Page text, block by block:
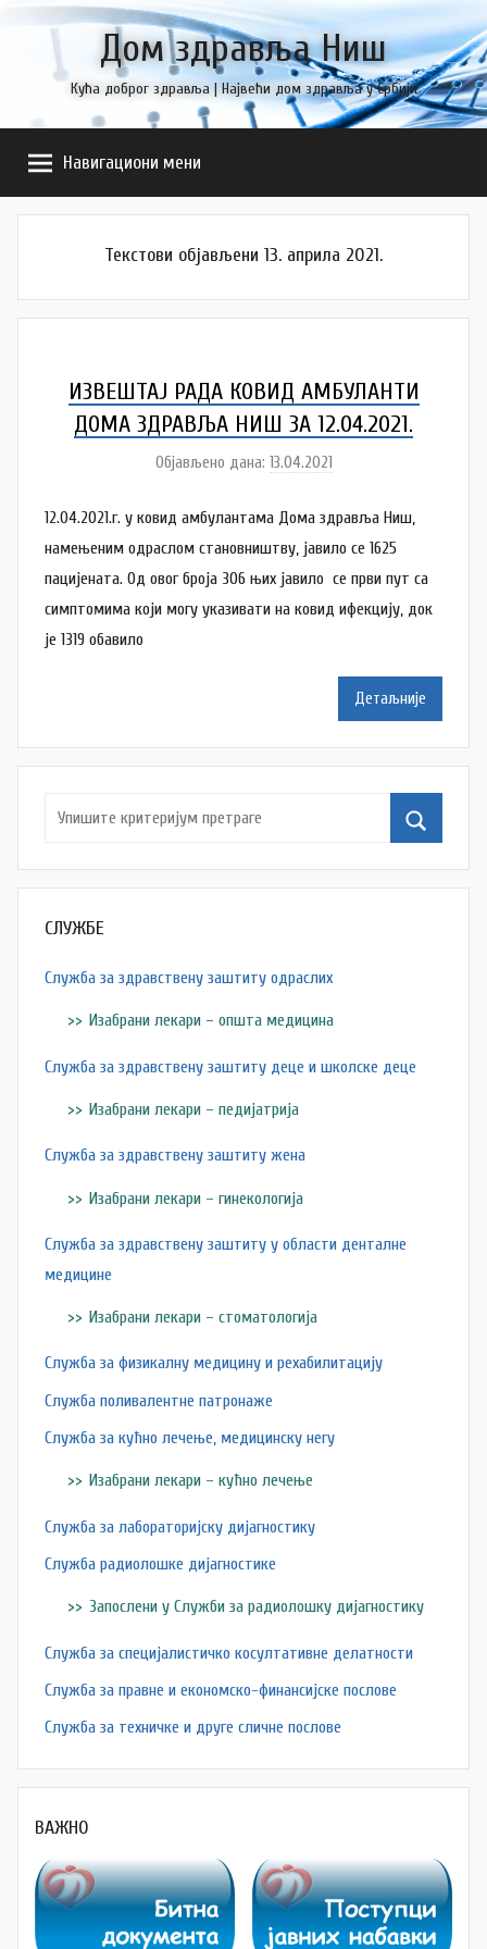
Дом здравља Ниш
Кућа доброг здравља | Највећи дом здравља у Србији
Навигациони мени
Текстови објављени 13. априла 2021.
ИЗВЕШТАЈ РАДА КОВИД АМБУЛАНTИ
ДОМА ЗДРАВЉА НИШ ЗA 12.04.2021.
Објављено дана: 13.04.2021
т
о
р
N
š
a
n
a
12.04.2021.г. у ковид амбулантама Дома здравља Ниш,
намењеним одраслом становништву, јавило се 1625
пацијената. Од овог броја 306 њих јавило се први пут са
симптомима који могу указивати на ковид ифекцију, док
је 1319 обавило
Детаљније
СЛУЖБЕ
Служба за здравствену заштиту одраслих
Изабрани лекари – општа медицина
Служба за здравствену заштиту деце и школске деце
Изабрани лекари – педијатрија
Служба за здравствену заштиту жена
Изабрани лекари – гинекологија
Служба за здравствену заштиту у области денталне
медицине
Изабрани лекари – стоматологија
Служба за физикалну медицину и рехабилитацију
Служба поливалентне патронаже
Служба за кућно лечење, медицинску негу
Изабрани лекари – кућно лечење
Служба за лабораторијску дијагностику
Служба радиолошке дијагностике
Запослени у Служби за радиолошку дијагностику
Служба за специјалистичко косултативне делатности
Служба за правне и економско-финансијске послове
Служба за техничке и друге сличне послове
ВАЖНО